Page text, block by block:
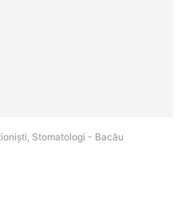
Stomatologi - Bacău